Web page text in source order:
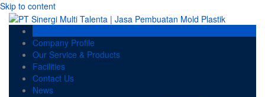
Skip to content
Company Profile
Our Service & Products
Facilities
Contact Us
News